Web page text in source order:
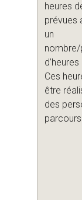
heures
prévues
un
Ces
être
des
parcours